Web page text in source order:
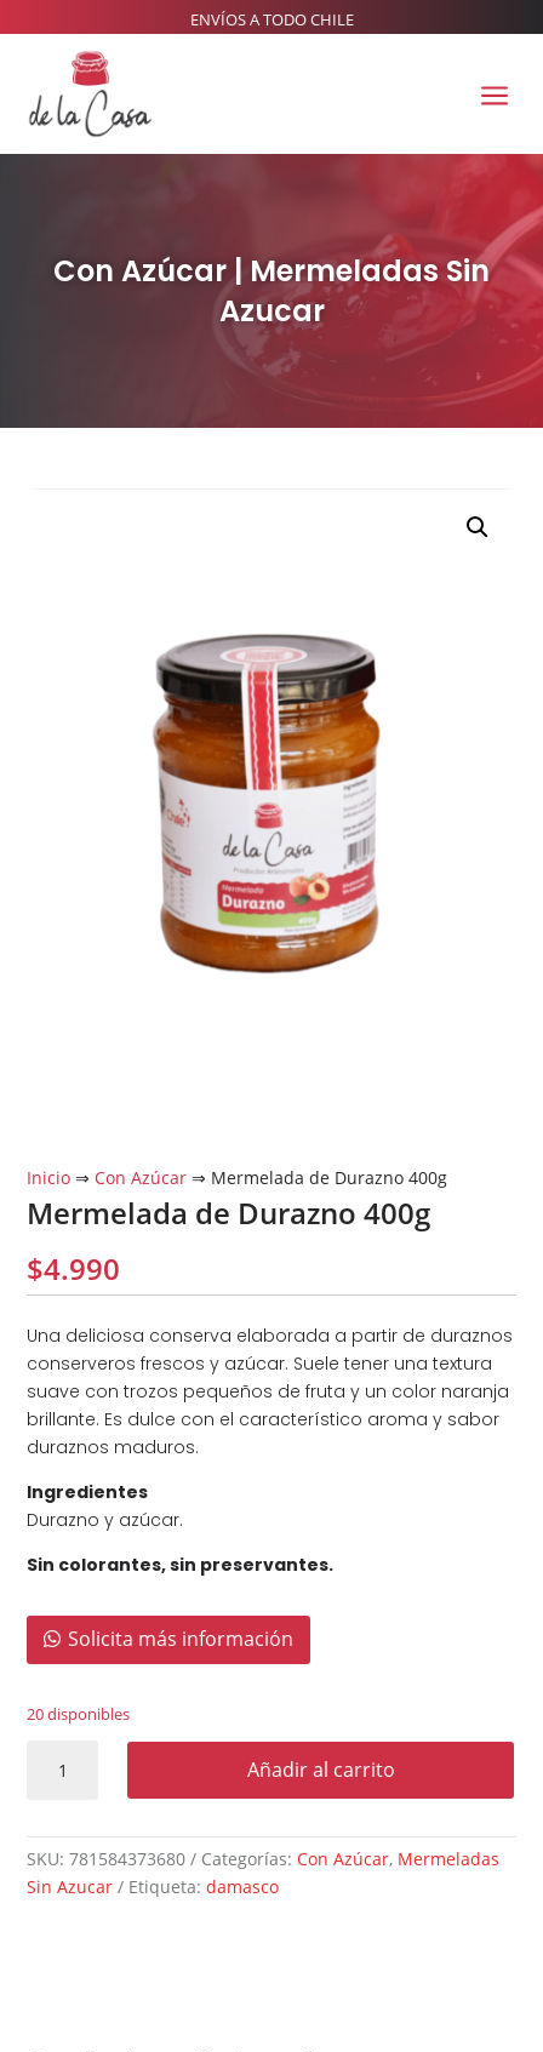
ENVÍOS A TODO CHILE
a
Con Azúcar | Mermeladas Sin
Azucar
Inicio ⇒ Con Azúcar ⇒ Mermelada de Durazno 400g
Mermelada de Durazno 400g
$4.990
Una deliciosa conserva elaborada a partir de duraznos
conserveros frescos y azúcar. Suele tener una textura
suave con trozos pequeños de fruta y un color naranja
brillante. Es dulce con el característico aroma y sabor
duraznos maduros.
Ingredientes
Durazno y azúcar.
Sin colorantes, sin preservantes.
Solicita más información
20 disponibles
Mermelada
400g
cantidad
Añadir al carrito
SKU:781584373680 Categorías:Con Azúcar, Mermeladas
Sin Azucar
Etiqueta:damasco